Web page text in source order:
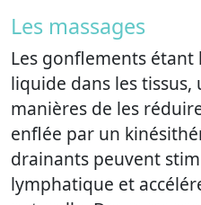
Les massages
Les gonflements étant
liquide dans les
manières de les
enflée par un
drainants peuvent
lymphatique et